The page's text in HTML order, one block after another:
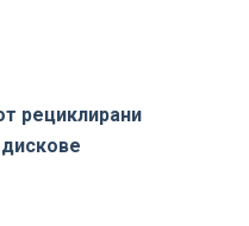
рециклирани